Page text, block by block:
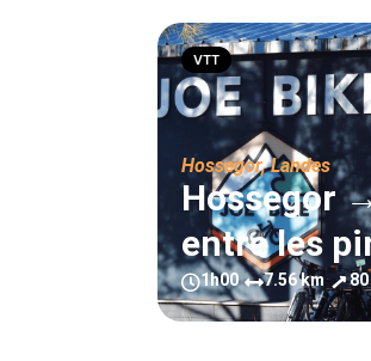
VTT
Hossegor,Landes
Hossegor
entre les
1h00 7.56 km